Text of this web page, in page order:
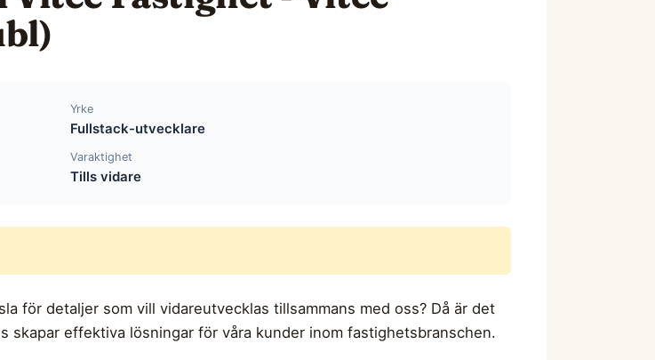
Yrke
Fullstack-utvecklare
Varaktighet
Tills vidare
för detaljer som vill vidareutvecklas tillsammans med oss? Då är det
skapar effektiva lösningar för våra kunder inom fastighetsbranschen.